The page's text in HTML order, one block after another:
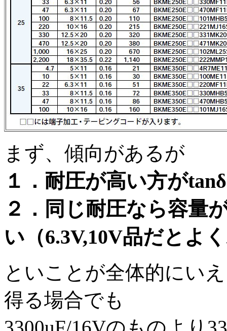
まず、傾向があるが
１．耐圧が高い方が
２．同じ耐圧なら容量
い（6.3V,10V品だとよ
といことが全体的にい
得る場合でも